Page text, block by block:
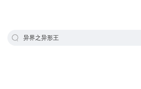
异界之异形王